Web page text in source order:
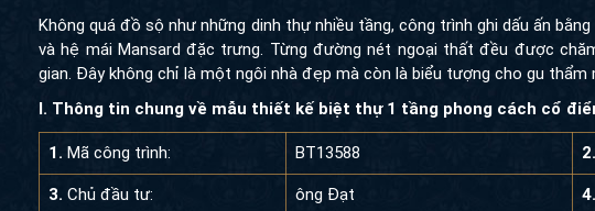
Không quá đồ sộ như những dinh thự nhiều tầng, công trình ghi dấu ấn
và hệ mái Mansard đặc trưng. Từng đường nét ngoại thất đều được chăm
Đây không chỉ là một ngôi nhà đẹp mà còn là biểu tượng cho gu thẩm mỹ
I. Thông tin chung về mẫu thiết kế biệt thự 1 tầng phong cách cổ điển
1. Mã công trình: BT13588 2.
3. Chủ đầu tư: ông Đạt 4.